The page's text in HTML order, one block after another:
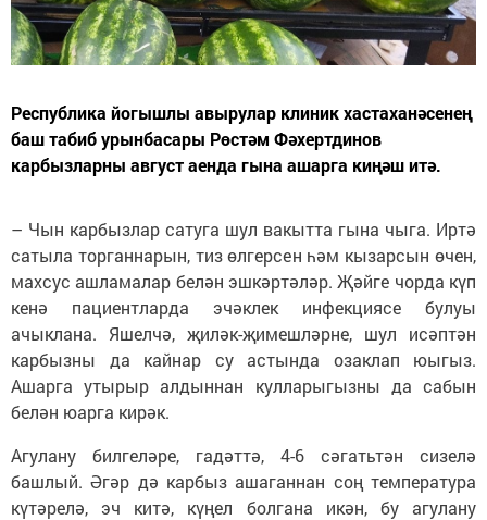
Республика йогышлы авырулар клиник хастаханәсенең
баш табиб урынбасары Рөстәм Фәхертдинов
карбызларны август аенда гына ашарга киңәш итә.
– Чын карбызлар сатуга шул вакытта гына чыга. Иртә
сатыла торганнарын, тиз өлгерсен һәм кызарсын өчен,
махсус ашламалар белән эшкәртәләр. Җәйге чорда күп
кенә пациентларда эчәклек инфекциясе булуы
ачыклана. Яшелчә, җиләк-җимешләрне, шул исәптән
карбызны да кайнар су астында озаклап юыгыз.
Ашарга утырыр алдыннан кулларыгызны да сабын
белән юарга кирәк.
Агулану билгеләре, гадәттә, 4-6 сәгатьтән сизелә
башлый. Әгәр дә карбыз ашаганнан соң температура
күтәрелә, эч китә, күңел болгана икән, бу агулану